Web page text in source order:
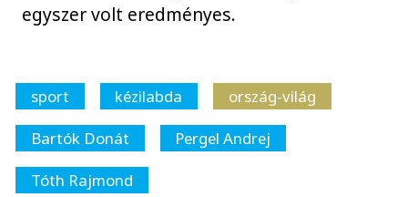
egyszer volt eredményes.
sport kézilabda
ország-világ
Bartók Donát
Pergel Andrej
Tóth Rajmond